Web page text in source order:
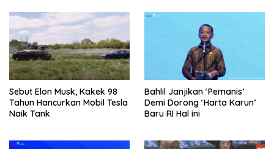
Sebut Elon Musk, Kakek 98
Tahun Hancurkan Mobil Tesla
Naik Tank
Bahlil Janjikan ‘Pemanis’
Demi Dorong ‘Harta Karun’
Baru RI Hal ini